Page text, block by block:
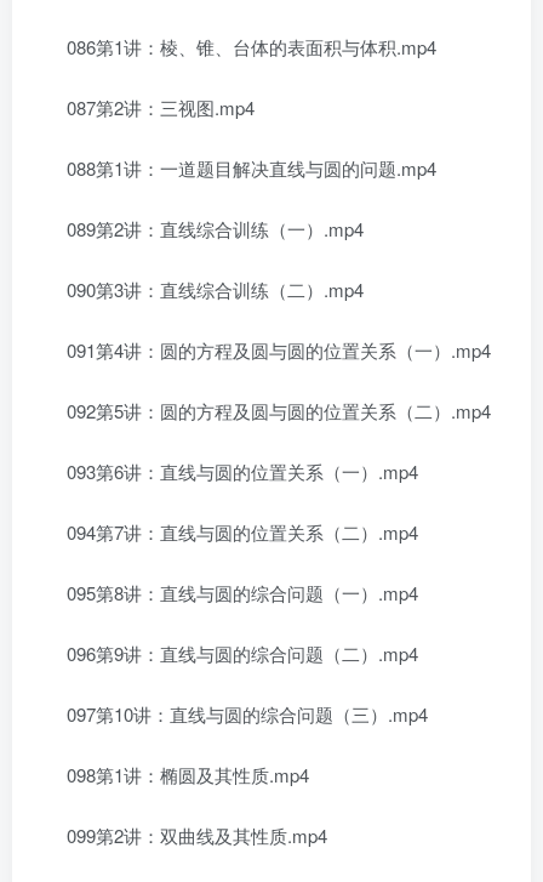
086第1讲：棱、锥、台体的表面积与体积.mp4
087第2讲：三视图.mp4
088第1讲：一道题目解决直线与圆的问题.mp4
089第2讲：直线综合训练（一）.mp4
090第3讲：直线综合训练（二）.mp4
091第4讲：圆的方程及圆与圆的位置关系（一）.mp4
092第5讲：圆的方程及圆与圆的位置关系（二）.mp4
093第6讲：直线与圆的位置关系（一）.mp4
094第7讲：直线与圆的位置关系（二）.mp4
095第8讲：直线与圆的综合问题（一）.mp4
096第9讲：直线与圆的综合问题（二）.mp4
097第10讲：直线与圆的综合问题（三）.mp4
098第1讲：椭圆及其性质.mp4
099第2讲：双曲线及其性质.mp4